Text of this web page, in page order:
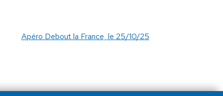
Apéro Debout la France, le 25/10/25